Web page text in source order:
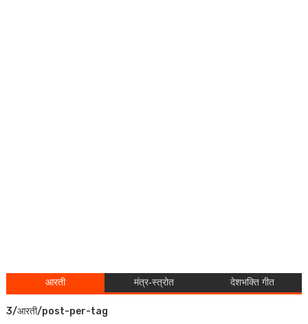
आरती मंत्र-स्त्रोत देशभक्ति गीत
3/आरती/post-per-tag